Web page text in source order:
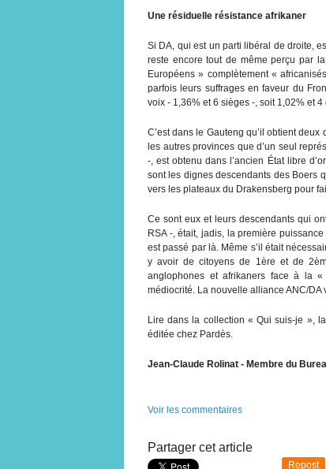
Une résiduelle résistance afrikaner
Si DA, qui est un parti libéral de droite,
reste encore tout de même perçu par
Européens » complètement «
parfois leurs suffrages en faveur du
voix - 1,36% et 6 sièges -, soit 1,02% et
C’est dans le Gauteng qu’il obtient
les autres provinces que d’un seul
-, est obtenu dans l’ancien État libre
sont les dignes descendants des Boers
vers les plateaux du Drakensberg pour
Ce sont eux et leurs descendants qui
RSA -, était, jadis, la première
est passé par là. Même s’il était
y avoir de citoyens de 1ère et de
anglophones et afrikaners face à la
médiocrité. La nouvelle alliance ANC/
Lire dans la collection « Qui suis-je »,
éditée chez Pardès.
Jean-Claude Rolinat - Membre du
Voir les commentaires
Partager cet article
Repost